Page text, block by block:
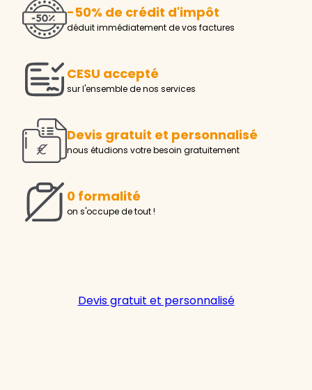
-50% de crédit d'impôt
déduit immédiatement de vos factures
CESU accepté
sur l'ensemble de nos services
Devis gratuit et personnalisé
nous étudions votre besoin gratuitement
0 formalité
on s'occupe de tout !
Devis gratuit et personnalisé